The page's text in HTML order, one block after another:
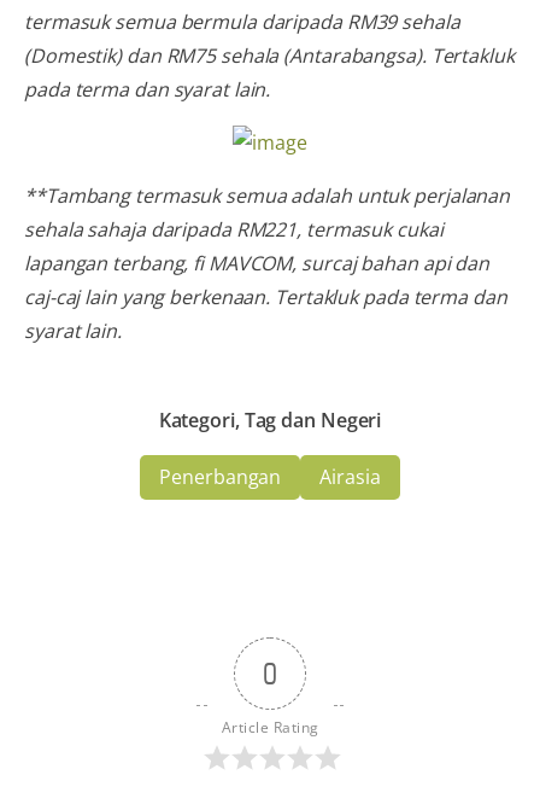
termasuk semua bermula daripada RM39 sehala
(Domestik) dan RM75 sehala (Antarabangsa). Tertakluk
pada terma dan syarat lain.
**Tambang termasuk semua adalah untuk perjalanan
sehala sahaja daripada RM221, termasuk cukai
lapangan terbang, fi MAVCOM, surcaj bahan api dan
caj-caj lain yang berkenaan. Tertakluk pada terma dan
syarat lain.
Kategori, Tag dan Negeri
Penerbangan Airasia
0
Article Rating